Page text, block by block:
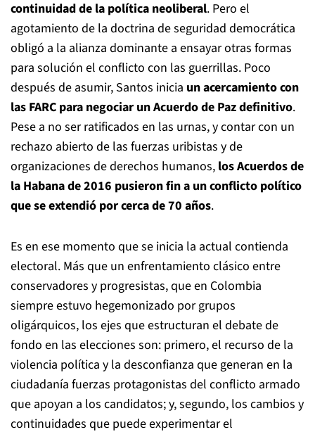
continuidad de la política neoliberal. Pero el
agotamiento de la doctrina de seguridad democrática
obligó a la alianza dominante a ensayar otras formas
para solución el conflicto con las guerrillas. Poco
después de asumir, Santos inicia un acercamiento con
las FARC para negociar un Acuerdo de Paz definitivo.
Pese a no ser ratificados en las urnas, y contar con un
rechazo abierto de las fuerzas uribistas y de
organizaciones de derechos humanos, los Acuerdos de
la Habana de 2016 pusieron fin a un conflicto político
que se extendió por cerca de 70 años.
Es en ese momento que se inicia la actual contienda
electoral. Más que un enfrentamiento clásico entre
conservadores y progresistas, que en Colombia
siempre estuvo hegemonizado por grupos
oligárquicos, los ejes que estructuran el debate de
fondo en las elecciones son: primero, el recurso de la
violencia política y la desconfianza que generan en la
ciudadanía fuerzas protagonistas del conflicto armado
que apoyan a los candidatos; y, segundo, los cambios y
continuidades que puede experimentar el